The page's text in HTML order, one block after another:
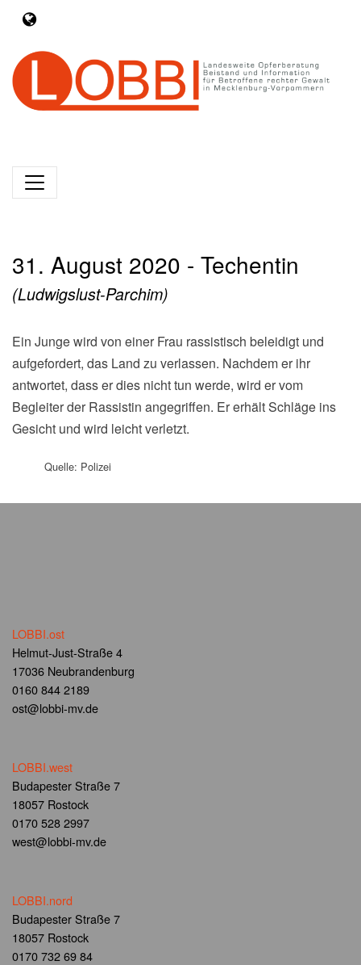
31. August 2020 - Techentin
(Ludwigslust-Parchim)
Ein Junge wird von einer Frau rassistisch beleidigt und
aufgefordert, das Land zu verlassen. Nachdem er ihr
antwortet, dass er dies nicht tun werde, wird er vom
Begleiter der Rassistin angegriffen. Er erhält Schläge ins
Gesicht und wird leicht verletzt.
Quelle: Polizei
LOBBI.ost
Helmut-Just-Straße 4
17036 Neubrandenburg
0160 844 2189
ost@lobbi-mv.de
LOBBI.west
Budapester Straße 7
18057 Rostock
0170 528 2997
west@lobbi-mv.de
LOBBI.nord
Budapester Straße 7
18057 Rostock
0170 732 69 84